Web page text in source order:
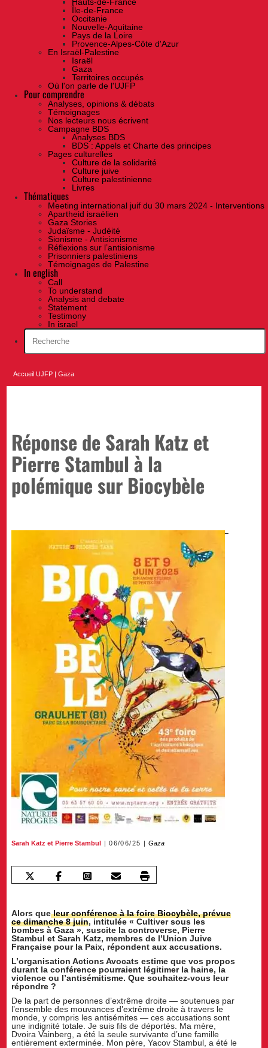
Île-de-France
Occitanie
Nouvelle-Aquitaine
Pays de la Loire
Provence-Alpes-Côte d'Azur
En Israël-Palestine
Israël
Gaza
Territoires occupés
Où l'on parle de l'UJFP
Pour comprendre
Analyses, opinions & débats
Témoignages
Nos lecteurs nous écrivent
Campagne BDS
Analyses BDS
BDS : Appels et Charte des principes
Pages culturelles
Culture de la solidarité
Culture juive
Culture palestinienne
Livres
Thématiques
Meeting international juif du 30 mars 2024 - Interventions
Apartheid israélien
Gaza Stories
Judaïsme - Judéité
Sionisme - Antisionisme
Réflexions sur l’antisionisme
Prisonniers palestiniens
Témoignages de Palestine
In english
Call
To understand
Analysis and debate
Statement
Testimony
In israel
Accueil UJFP |Gaza
Réponse de Sarah Katz et
Pierre Stambul à la
polémique sur Biocybèle
Sarah Katz et Pierre Stambul 06/06/25 Gaza
Alors queleur conférence à la foire Biocybèle, prévue
ce dimanche 8 juin, intitulée « Cultiver sous les
bombes à Gaza », suscite la controverse, Pierre
Stambul et Sarah Katz, membres de l’Union Juive
Française pour la Paix, répondent aux accusations.
L’organisation Actions Avocats estime que vos propos
durant la conférence pourraient légitimer la haine, la
violence ou l’antisémitisme. Que souhaitez-vous leur
répondre ?
De la part de personnes d’extrême droite — soutenues par
l’ensemble des mouvances d’extrême droite à travers le
monde, y compris les antisémites — ces accusations sont
une indignité totale. Je suis fils de déportés. Ma mère,
Dvoira Vainberg, a été la seule survivante d’une famille
entièrement exterminée. Mon père, Yacov Stambul, a été le